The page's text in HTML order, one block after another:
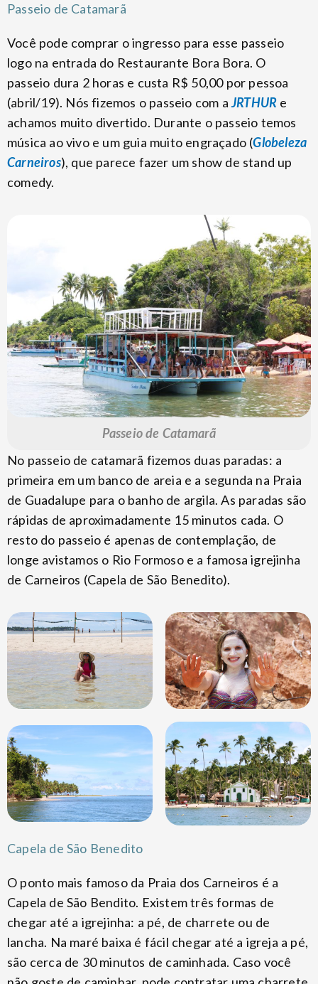
Passeio de Catamarã
Você pode comprar o ingresso para esse passeio
logo na entrada do Restaurante Bora Bora. O
passeio dura 2 horas e custa R$ 50,00 por pessoa
(abril/19). Nós fizemos o passeio com aJRTHUR e
achamos muito divertido. Durante o passeio temos
música ao vivo e um guia muito engraçado (Globeleza
Carneiros), que parece fazer um show de stand up
comedy.
Passeio de Catamarã
No passeio de catamarã fizemos duas paradas: a
primeira em um banco de areia e a segunda na Praia
de Guadalupe para o banho de argila. As paradas são
rápidas de aproximadamente 15 minutos cada. O
resto do passeio é apenas de contemplação, de
longe avistamos o Rio Formoso e a famosa igrejinha
de Carneiros (Capela de São Benedito).
Capela de São Benedito
O ponto mais famoso da Praia dos Carneiros é a
Capela de São Bendito. Existem três formas de
chegar até a igrejinha: a pé, de charrete ou de
lancha. Na maré baixa é fácil chegar até a igreja a pé,
são cerca de 30 minutos de caminhada. Caso você